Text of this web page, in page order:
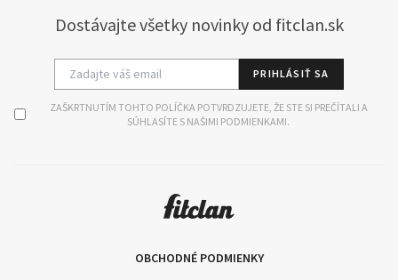
Dostávajte všetky novinky od fitclan.sk
PRIHLÁSIŤ SA
ZAŠKRTNUTÍM TOHTO POLÍČKA POTVRDZUJETE, ŽE STE SI PREČÍTALI A
SÚHLASÍTE S NAŠIMI PODMIENKAMI.
OBCHODNÉ PODMIENKY